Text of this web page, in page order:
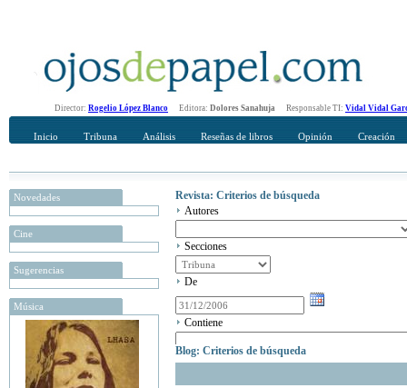
Director: Rogelio López Blanco Editora: Dolores Sanahuja Responsable TI: Vidal Vidal
Inicio Tribuna Análisis Reseñas de libros Opinión Creación
Novedades
Cine
Sugerencias
Música
Revista: Criterios de búsqueda
Autores
Secciones
De
Contiene
Blog: Criterios de búsqueda